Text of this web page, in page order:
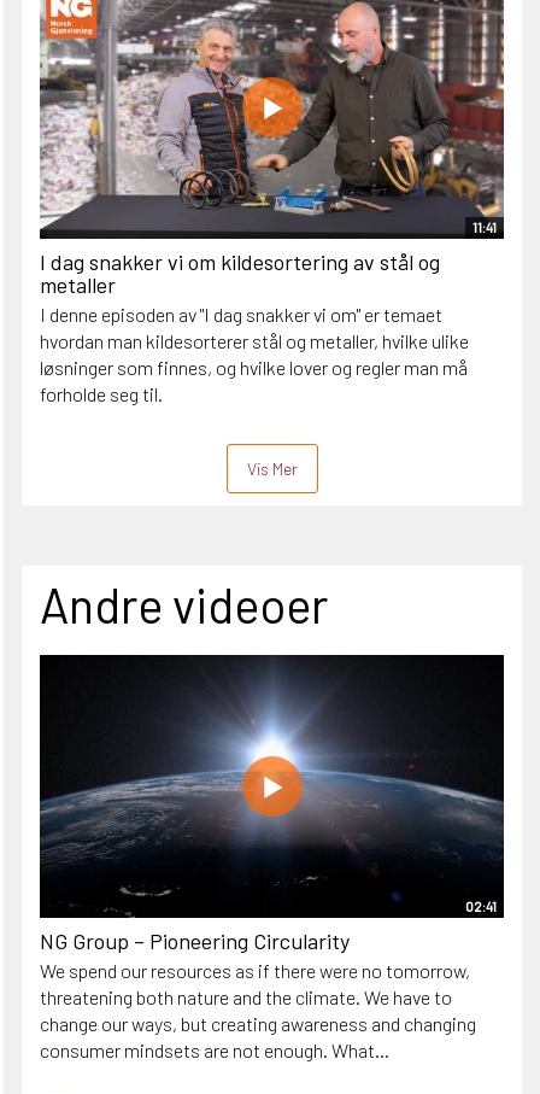
11:41
I dag snakker vi om kildesortering av stål og
metaller
I denne episoden av "I dag snakker vi om" er temaet
hvordan man kildesorterer stål og metaller, hvilke ulike
løsninger som finnes, og hvilke lover og regler man må
forholde seg til.
Vis Mer
Andre videoer
02:41
NG Group – Pioneering Circularity
We spend our resources as if there were no tomorrow,
threatening both nature and the climate. We have to
change our ways, but creating awareness and changing
consumer mindsets are not enough. What...